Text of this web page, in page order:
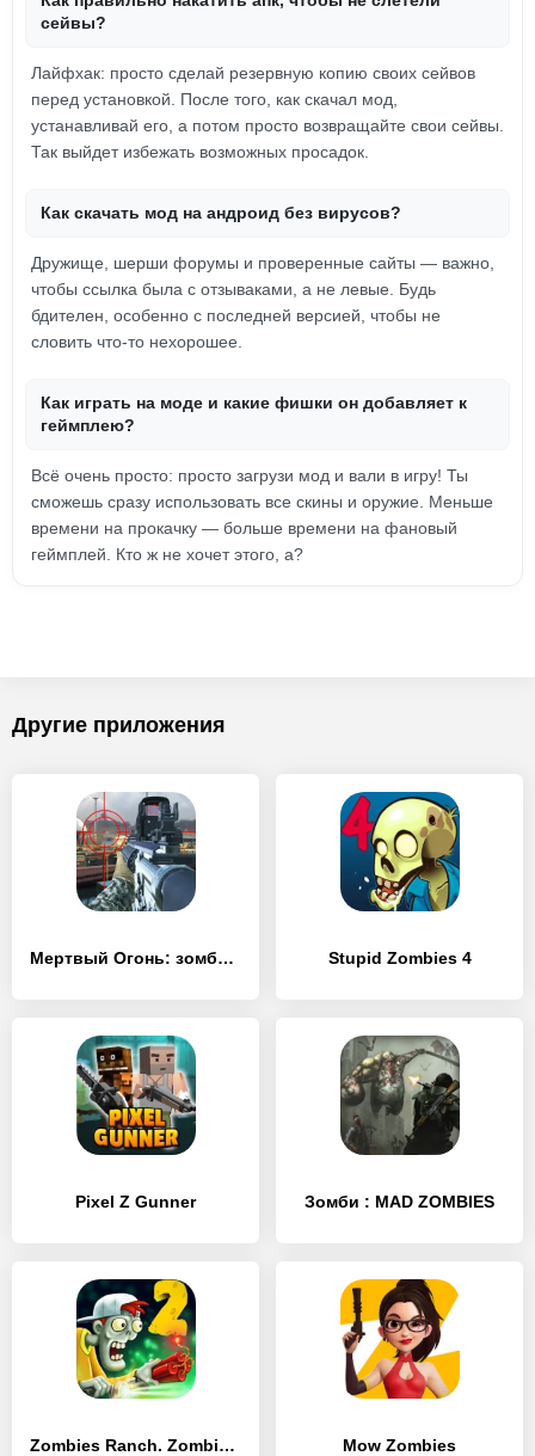
сейвы?
Лайфхак: просто сделай резервную копию своих сейвов
перед установкой. После того, как скачал мод,
устанавливай его, а потом просто возвращайте свои сейвы.
Так выйдет избежать возможных просадок.
Как скачать мод на андроид без вирусов?
Дружище, шерши форумы и проверенные сайты — важно,
чтобы ссылка была с отзываками, а не левые. Будь
бдителен, особенно с последней версией, чтобы не
словить что-то нехорошее.
Как играть на моде и какие фишки он добавляет к
геймплею?
Всё очень просто: просто загрузи мод и вали в игру! Ты
сможешь сразу использовать все скины и оружие. Меньше
времени на прокачку — больше времени на фановый
геймплей. Кто ж не хочет этого, а?
Другие приложения
Мертвый Огонь: зомби Стрельба Stupid Zombies 4
Pixel Z Gunner Зомби : MAD ZOMBIES
Zombies Ranch. Zombie shooting Mow Zombies